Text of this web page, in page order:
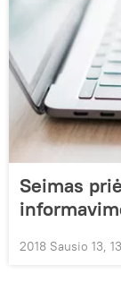
Seimas
2018 Sausio 13,